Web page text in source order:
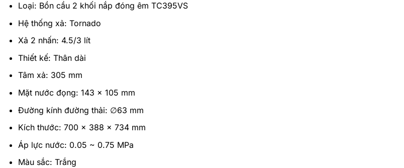
Loại: Bồn cầu 2 khối nắp đóng êm TC395VS
Hệ thống xả: Tornado
Xả 2 nhấn: 4.5/3 lít
Thiết kế: Thân dài
Tâm xả: 305 mm
Mặt nước đọng: 143 x 105 mm
Đường kính đường thải: ∅63 mm
Kích thước: 700 x 388 x 734 mm
Áp lực nước: 0.05 ~ 0.75 MPa
Màu sắc: Trắng